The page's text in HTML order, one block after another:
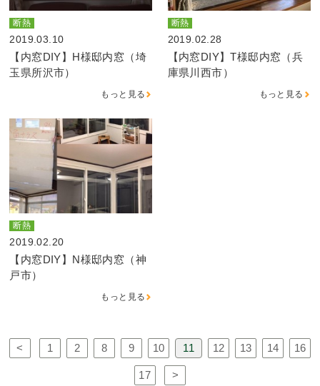
断熱
2019.03.10
【内窓DIY】H様邸内窓（埼
玉県所沢市）
もっと見る
断熱
2019.02.28
【内窓DIY】T様邸内窓（兵
庫県川西市）
もっと見る
断熱
2019.02.20
【内窓DIY】N様邸内窓（神
戸市）
もっと見る
< 1 2 8 9 10 11 12 13 14 16
17 >